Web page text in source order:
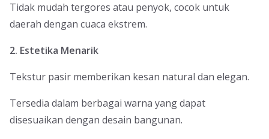
Tidak mudah tergores atau penyok, cocok untuk
daerah dengan cuaca ekstrem.
2. Estetika Menarik
Tekstur pasir memberikan kesan natural dan elegan.
Tersedia dalam berbagai warna yang dapat
disesuaikan dengan desain bangunan.